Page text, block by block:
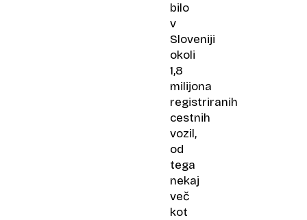
bilo
v
Sloveniji
okoli
1,8
milijona
registriranih
cestnih
vozil,
od
tega
nekaj
več
kot